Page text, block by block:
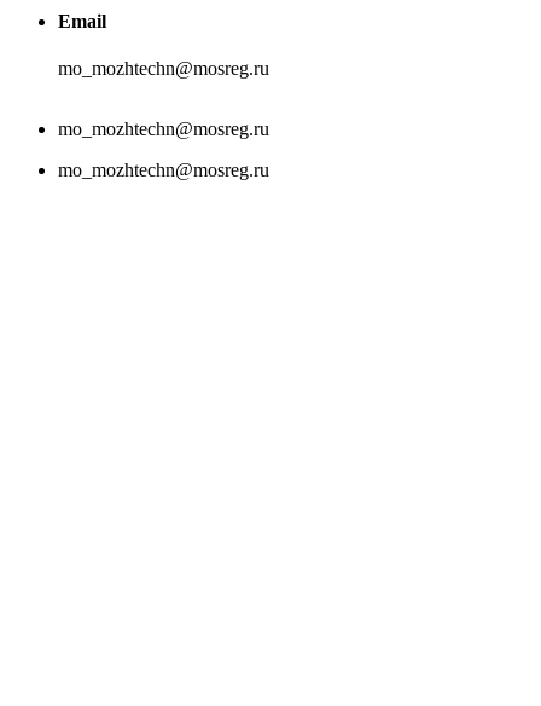
Email
mo_mozhtechn@mosreg.ru
mo_mozhtechn@mosreg.ru
mo_mozhtechn@mosreg.ru